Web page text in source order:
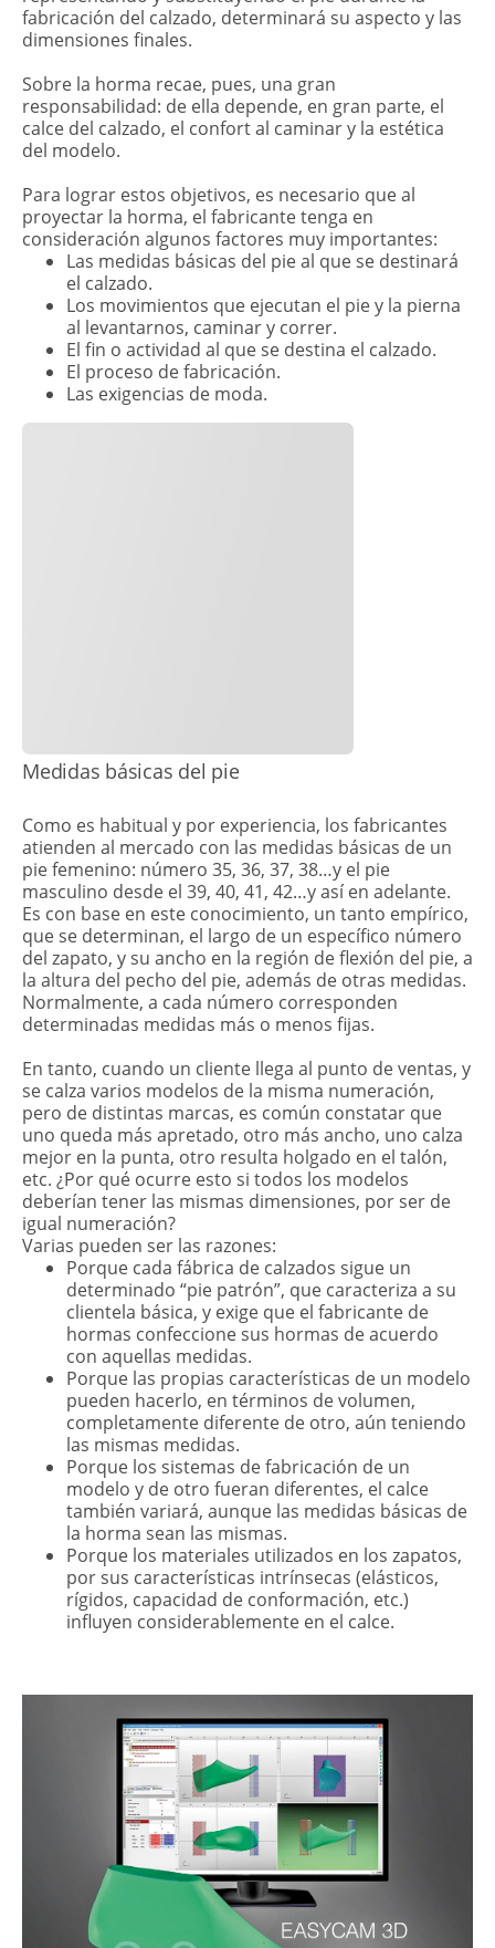
fabricación del calzado, determinará su aspecto y las
dimensiones finales.
Sobre la horma recae, pues, una gran
responsabilidad: de ella depende, en gran parte, el
calce del calzado, el confort al caminar y la estética
del modelo.
Para lograr estos objetivos, es necesario que al
proyectar la horma, el fabricante tenga en
consideración algunos factores muy importantes:
Las medidas básicas del pie al que se destinará
el calzado.
Los movimientos que ejecutan el pie y la pierna
al levantarnos, caminar y correr.
El fin o actividad al que se destina el calzado.
El proceso de fabricación.
Las exigencias de moda.
​Medidas básicas del pie
Como es habitual y por experiencia, los fabricantes
atienden al mercado con las medidas básicas de un
pie femenino: número 35, 36, 37, 38…y el pie
masculino desde el 39, 40, 41, 42…y así en adelante.
Es con base en este conocimiento, un tanto empírico,
que se determinan, el largo de un específico número
del zapato, y su ancho en la región de flexión del pie, a
la altura del pecho del pie, además de otras medidas.
Normalmente, a cada número corresponden
determinadas medidas más o menos fijas.
En tanto, cuando un cliente llega al punto de ventas, y
se calza varios modelos de la misma numeración,
pero de distintas marcas, es común constatar que
uno queda más apretado, otro más ancho, uno calza
mejor en la punta, otro resulta holgado en el talón,
etc. ¿Por qué ocurre esto si todos los modelos
deberían tener las mismas dimensiones, por ser de
igual numeración?
Varias pueden ser las razones:
Porque cada fábrica de calzados sigue un
determinado “pie patrón”, que caracteriza a su
clientela básica, y exige que el fabricante de
hormas confeccione sus hormas de acuerdo
con aquellas medidas.
Porque las propias características de un modelo
pueden hacerlo, en términos de volumen,
completamente diferente de otro, aún teniendo
las mismas medidas.
Porque los sistemas de fabricación de un
modelo y de otro fueran diferentes, el calce
también variará, aunque las medidas básicas de
la horma sean las mismas.
Porque los materiales utilizados en los zapatos,
por sus características intrínsecas (elásticos,
rígidos, capacidad de conformación, etc.)
influyen considerablemente en el calce.